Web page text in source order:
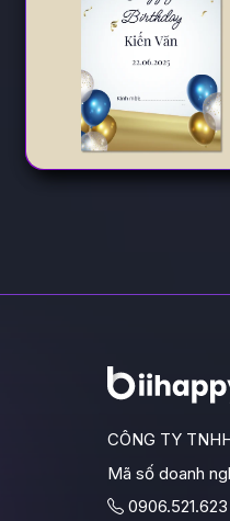
CÔNG TY
Mã số doanh
0906.521.623